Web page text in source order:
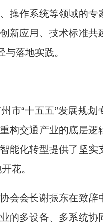
操作系统等领域的专
新应用、技术标准共
落地实践。
“十五五”发展规划
构交通产业的底层逻
能化转型提供了坚实
花。
会长谢振东在致辞
的多设备、多系统协